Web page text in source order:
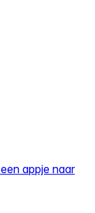
appje naar